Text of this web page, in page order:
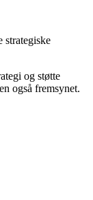
strategiske
og støtte
også fremsynet.